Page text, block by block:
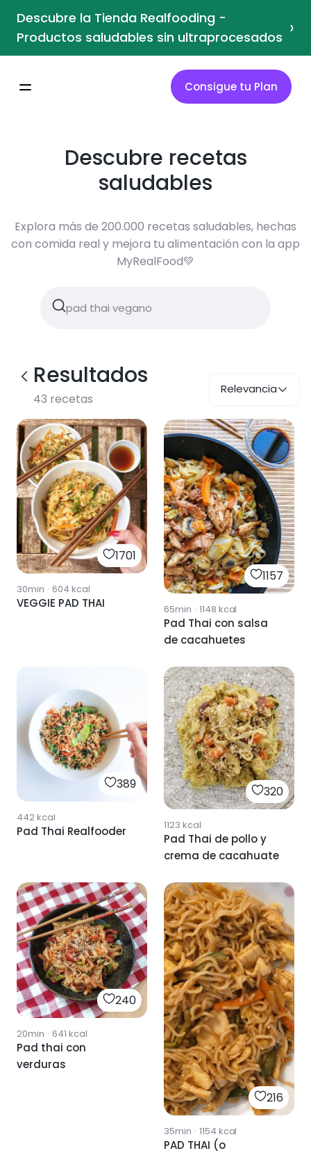
Descubre la Tienda Realfooding -
Productos saludables sin ultraprocesados ›
Consigue tu Plan
Descubre recetas
saludables
Explora más de 200.000 recetas saludables, hechas
con comida real y mejora tu alimentación con la app
MyRealFood💚
Resultados
43 recetas
Relevancia
1701
30min · 604 kcal
VEGGIE PAD THAI
1157
65min · 1148 kcal
Pad Thai con salsa
de cacahuetes
389
442kcal
Pad Thai Realfooder
320
1123 kcal
Pad Thai de pollo y
crema de cacahuate
240
20min · 641 kcal
Pad thai con
verduras
216
35min · 1154 kcal
PAD THAI (o